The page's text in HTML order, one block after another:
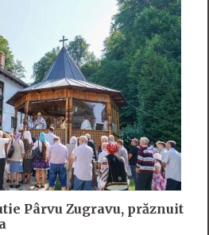
Pârvu Zugravu, prăznuit